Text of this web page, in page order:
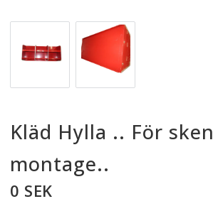
Kläd Hylla .. För sken
montage..
0 SEK